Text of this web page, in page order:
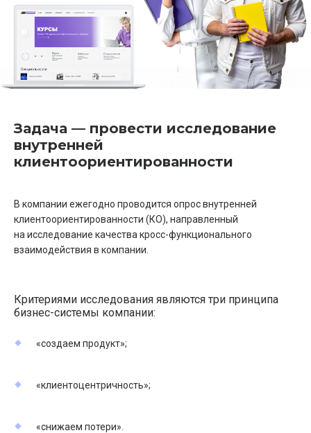
Задача — провести исследование
внутренней
клиентоориентированности
В компании ежегодно проводится опрос внутренней
клиентоориентированности (КО), направленный
на исследование качества кросс-функционального
взаимодействия в компании.
Критериями исследования являются три принципа
бизнес-системы компании:
«создаем продукт»;
«клиентоцентричность»;
«снижаем потери».